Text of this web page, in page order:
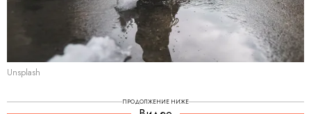
Unsplash
ПРОДОЛЖЕНИЕ НИЖЕ